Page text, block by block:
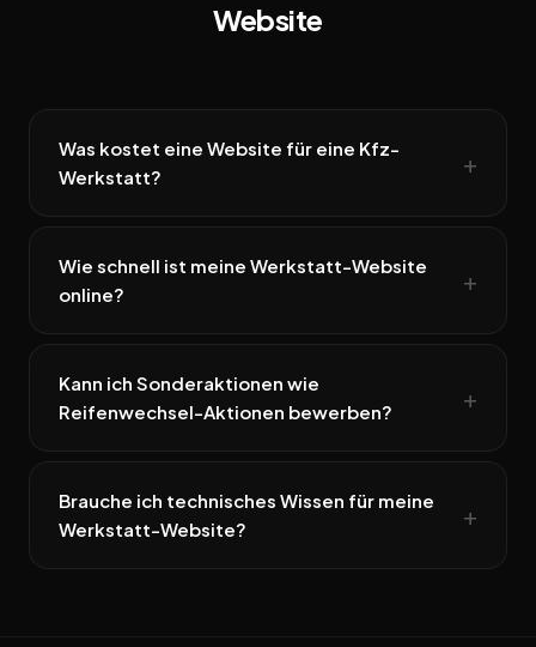
Website
Was kostet eine Website für eine Kfz-
Werkstatt?
Wie schnell ist meine Werkstatt-Website
online?
Kann ich Sonderaktionen wie
Reifenwechsel-Aktionen bewerben?
Brauche ich technisches Wissen für meine
Werkstatt-Website?